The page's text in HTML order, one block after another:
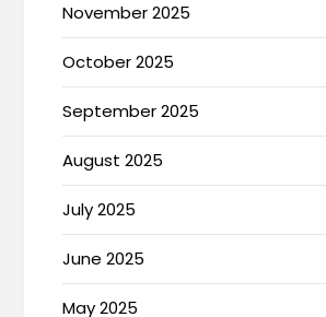
November 2025
October 2025
September 2025
August 2025
July 2025
June 2025
May 2025